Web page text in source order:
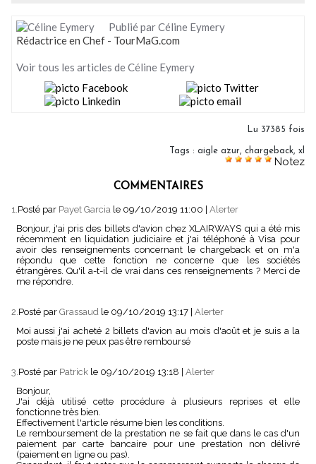
Publié par Céline Eymery
Rédactrice en Chef - TourMaG.com
Voir tous les articles de Céline Eymery
Lu 37385 fois
Tags : aigle azur, chargeback, xl
Notez
COMMENTAIRES
1.Posté par Payet Garcia le 09/10/2019 11:00
Alerter
Bonjour, j'ai pris des billets d'avion chez XLAIRWAYS qui a été mis
récemment en liquidation judiciaire et j'ai téléphoné à Visa pour
avoir des renseignements concernant le chargeback et on m'a
répondu que cette fonction ne concerne que les sociétés
étrangères. Qu'il a-t-il de vrai dans ces renseignements ? Merci de
me répondre.
2.Posté par Grassaud le 09/10/2019 13:17 Alerter
Moi aussi j'ai acheté 2 billets d'avion au mois d'août et je suis a la
poste mais je ne peux pas être remboursé
3.Posté par Patrick le 09/10/2019 13:18
Alerter
Bonjour,
J'ai déjà utilisé cette procédure à plusieurs reprises et elle
fonctionne très bien.
Effectivement l'article résume bien les conditions.
Le remboursement de la prestation ne se fait que dans le cas d'un
paiement par carte bancaire pour une prestation non délivré
(paiement en ligne ou pas).